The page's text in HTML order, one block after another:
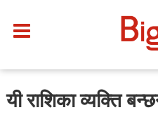
यी राशिका व्यक्ति